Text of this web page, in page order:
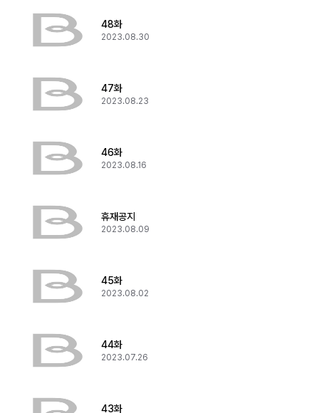
48화
2023.08.30
47화
2023.08.23
46화
2023.08.16
휴재공지
2023.08.09
45화
2023.08.02
44화
2023.07.26
43화